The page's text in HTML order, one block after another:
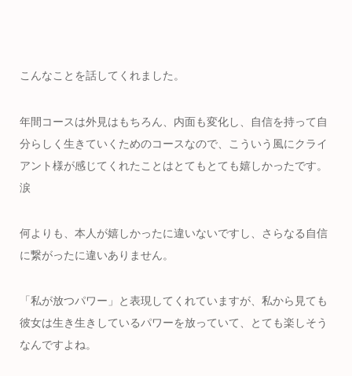
こんなことを話してくれました。
年間コースは外見はもちろん、内面も変化し、自信を持って自
分らしく生きていくためのコースなので、こういう風にクライ
アント様が感じてくれたことはとてもとても嬉しかったです。
涙
何よりも、本人が嬉しかったに違いないですし、さらなる自信
に繋がったに違いありません。
「私が放つパワー」と表現してくれていますが、私から見ても
彼女は生き生きしているパワーを放っていて、とても楽しそう
なんですよね。